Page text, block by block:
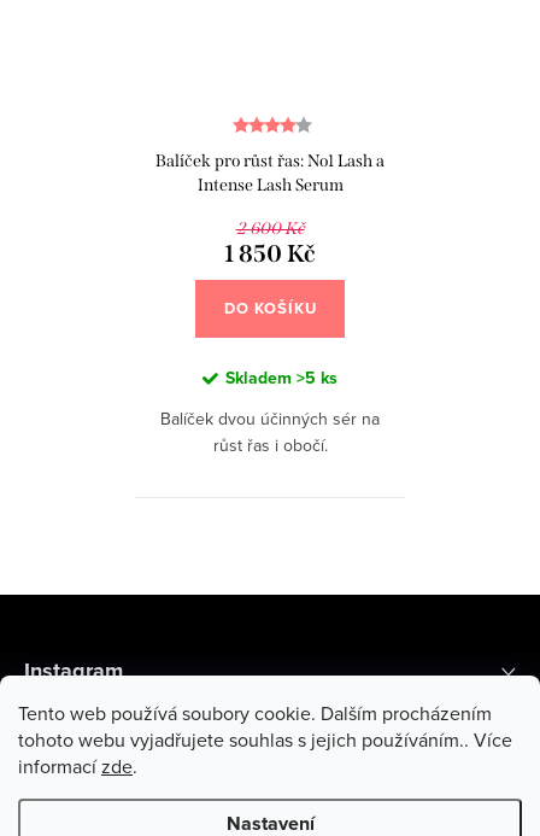
Tento web používá soubory cookie. Dalším procházením
tohoto webu vyjadřujete souhlas s jejich používáním.. Více
informacízde.
Nastavení
Balíček pro růst řas: No1 Lash a
Intense Lash Serum
2 600 Kč
1 850 Kč
DO KOŠÍKU
Skladem >5 ks
Balíček dvou účinných sér na
růst řas i obočí.
d
a
c
p
p
Instagram
Recenze zákazníků
Informace pro vás